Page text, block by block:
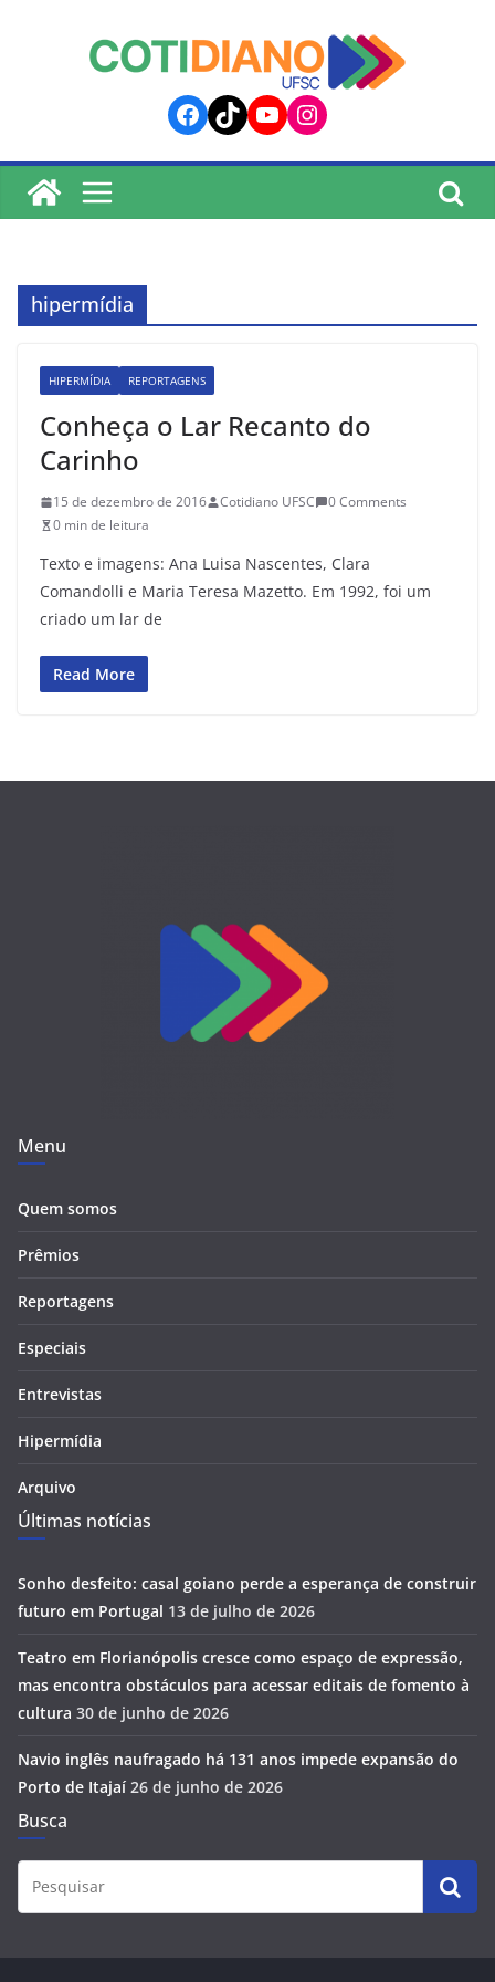
Facebook
TikTokYouTube
Instagram
hipermídia
HIPERMÍDIA REPORTAGENS
Conheça o Lar Recanto do
Carinho
15 de dezembro de 2016 Cotidiano UFSC
0 Comments
0 min de leitura
Texto e imagens: Ana Luisa Nascentes, Clara
Comandolli e Maria Teresa Mazetto. Em 1992, foi um
criado um lar de
Read More
Menu
Quem somos
Prêmios
Reportagens
Especiais
Entrevistas
Hipermídia
Arquivo
Últimas notícias
Sonho desfeito: casal goiano perde a esperança de construir
futuro em Portugal 13 de julho de 2026
Teatro em Florianópolis cresce como espaço de expressão,
mas encontra obstáculos para acessar editais de fomento à
cultura 30 de junho de 2026
Navio inglês naufragado há 131 anos impede expansão do
Porto de Itajaí 26 de junho de 2026
Busca